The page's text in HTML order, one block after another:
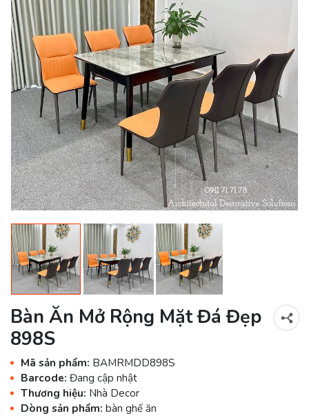
Bàn Ăn Mở Rộng Mặt Đá Đẹp
898S
Mã sản phẩm: BAMRMDD898S
Barcode: Đang cập nhật
Thương hiệu: Nhà Decor
Dòng sản phẩm: bàn ghế ăn